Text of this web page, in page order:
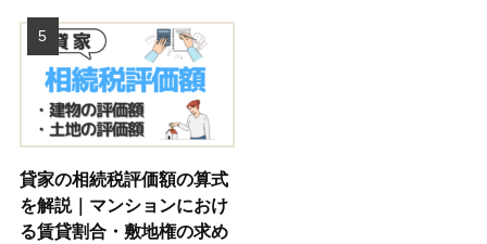
貸家の相続税評価額の算式
を解説｜マンションにおけ
る賃貸割合・敷地権の求め